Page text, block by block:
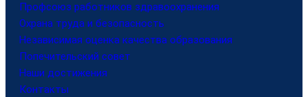
Профсоюз работников здравоохранения
Охрана труда и безопасность
Независимая оценка качества образования
Попечительский совет
Наши достижения
Контакты